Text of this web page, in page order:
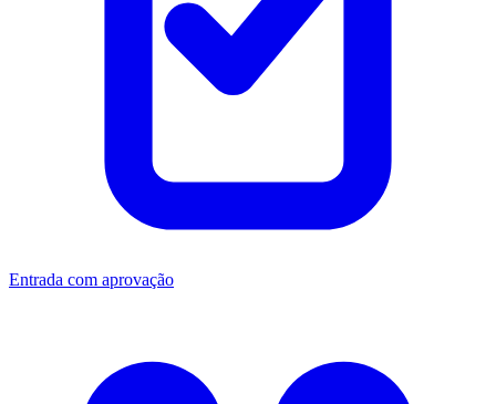
Entrada com aprovação